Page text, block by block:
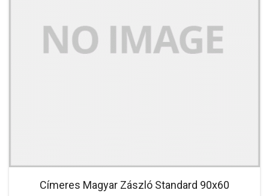
Címeres Magyar Zászló Standard 90x60